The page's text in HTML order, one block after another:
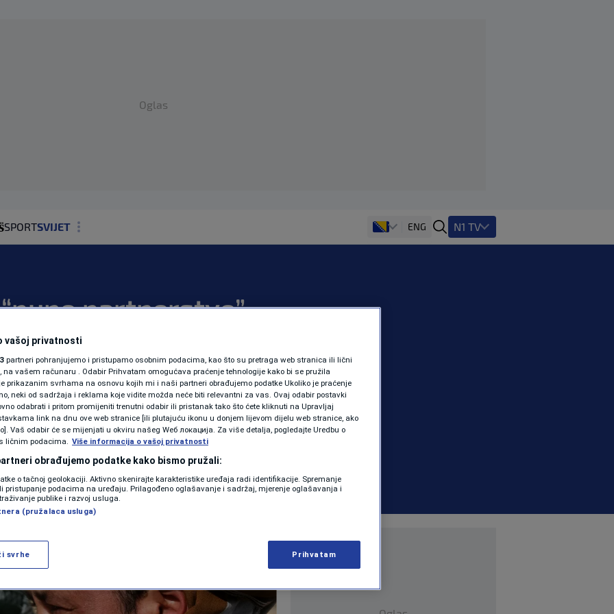
Oglas
SPORTSVIJET
SHOWBIZ
PODCAST
N1 SPECIJAL
FENOMENI
NEISTRAŽENO
VIRALNO
VIDEO
ENG N1 TV
partnerstvo”
| SVIJET | 0 komentara
Više
vašoj privatnosti
partneri pohranjujemo i pristupamo osobnim podacima, kao što su pretraga web stranica ili lični
na vašem računaru . Odabir Prihvatam omogućava praćenje tehnologije kako bi se pružila
prikazanim svrhama na osnovu kojih mi i naši partneri obrađujemo podatke Ukoliko je praćenje
neki od sadržaja i reklama koje vidite možda neće biti relevantni za vas. Ovaj odabir postavki
odabrati i pritom promijeniti trenutni odabir ili pristanak tako što ćete kliknuti na Upravljaj
link na dnu ove web stranice [ili plutajuću ikonu u donjem lijevom dijelu web stranice, ako
Vaš odabir će se mijenjati u okviru našeg Wеб локација. Za više detalja, pogledajte Uredbu o
ličnim podacima. Više informacija o vašoj privatnosti
obrađujemo podatke kako bismo pružali:
o tačnoj geolokaciji. Aktivno skenirajte karakteristike uređaja radi identifikacije. Spremanje
pristupanje podacima na uređaju. Prilagođeno oglašavanje i sadržaj, mjerenje oglašavanja i
publike i razvoj usluga.
(pružalaca usluga)
svrhe Prihvatam